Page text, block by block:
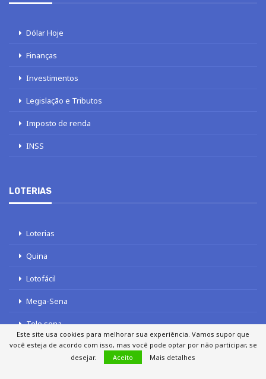
Dólar Hoje
Finanças
Investimentos
Legislação e Tributos
Imposto de renda
INSS
LOTERIAS
Loterias
Quina
Lotofácil
Mega-Sena
Tele sena
Este site usa cookies para melhorar sua experiência. Vamos supor que
você esteja de acordo com isso, mas você pode optar por não participar, se
desejar.
Aceito Mais detalhes